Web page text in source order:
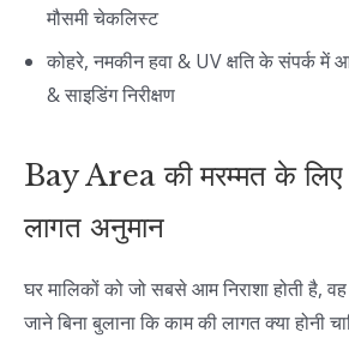
मौसमी चेकलिस्ट
कोहरे, नमकीन हवा & UV क्षति के संपर्क में
& साइडिंग निरीक्षण
Bay Area की मरम्मत के लिए
लागत अनुमान
घर मालिकों को जो सबसे आम निराशा होती है,
जाने बिना बुलाना कि काम की लागत क्या